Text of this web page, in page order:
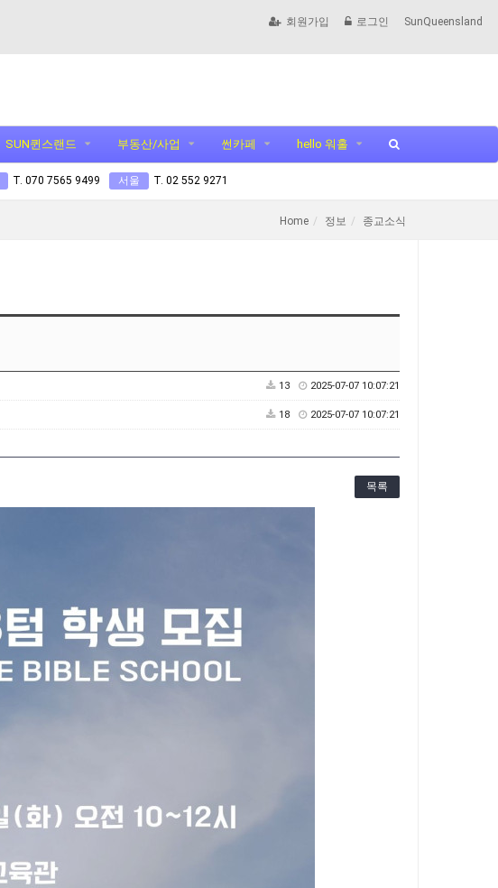
회원가입 로그인 SunQueensland
SUN퀸스랜드 부동산/사업 썬카페 hello 워홀
T. 070 7565 9499 서울 T. 02 552 9271
Home 정보 종교소식
13 2025-07-07 10:07:21
18 2025-07-07 10:07:21
목록